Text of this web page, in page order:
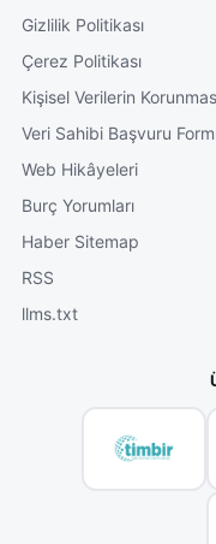
Gizlilik Politikası
Çerez Politikası
Kişisel Verilerin
Veri Sahibi Başvuru
Web Hikâyeleri
Burç Yorumları
Haber Sitemap
RSS
llms.txt